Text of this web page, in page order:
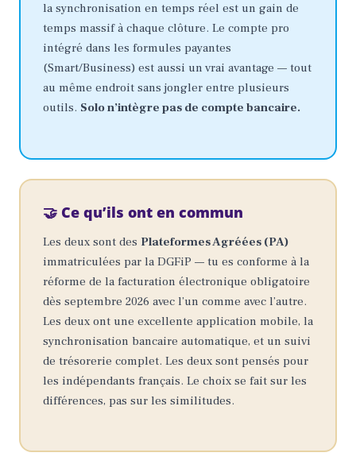
la synchronisation en temps réel est un gain de
temps massif à chaque clôture. Le compte pro
intégré dans les formules payantes
(Smart/Business) est aussi un vrai avantage — tout
au même endroit sans jongler entre plusieurs
outils. Solo n’intègre pas de compte bancaire.
🤝 Ce qu’ils ont en commun
Les deux sont des Plateformes Agréées (PA)
immatriculées par la DGFiP — tu es conforme à la
réforme de la facturation électronique obligatoire
dès septembre 2026 avec l’un comme avec l’autre.
Les deux ont une excellente application mobile, la
synchronisation bancaire automatique, et un suivi
de trésorerie complet. Les deux sont pensés pour
les indépendants français. Le choix se fait sur les
différences, pas sur les similitudes.